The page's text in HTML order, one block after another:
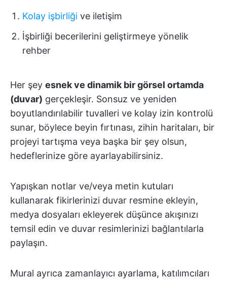
Kolay işbirliği ve iletişim
İşbirliği becerilerini geliştirmeye yönelik
rehber
Her şey esnek ve dinamik bir görsel ortamda
(duvar) gerçekleşir. Sonsuz ve yeniden
boyutlandırılabilir tuvalleri ve kolay izin kontrolü
sunar, böylece beyin fırtınası, zihin haritaları, bir
projeyi tartışma veya başka bir şey olsun,
hedeflerinize göre ayarlayabilirsiniz.
Yapışkan notlar ve/veya metin kutuları
kullanarak fikirlerinizi duvar resmine ekleyin,
medya dosyaları ekleyerek düşünce akışınızı
temsil edin ve duvar resimlerinizi bağlantılarla
paylaşın.
Mural ayrıca zamanlayıcı ayarlama, katılımcıları